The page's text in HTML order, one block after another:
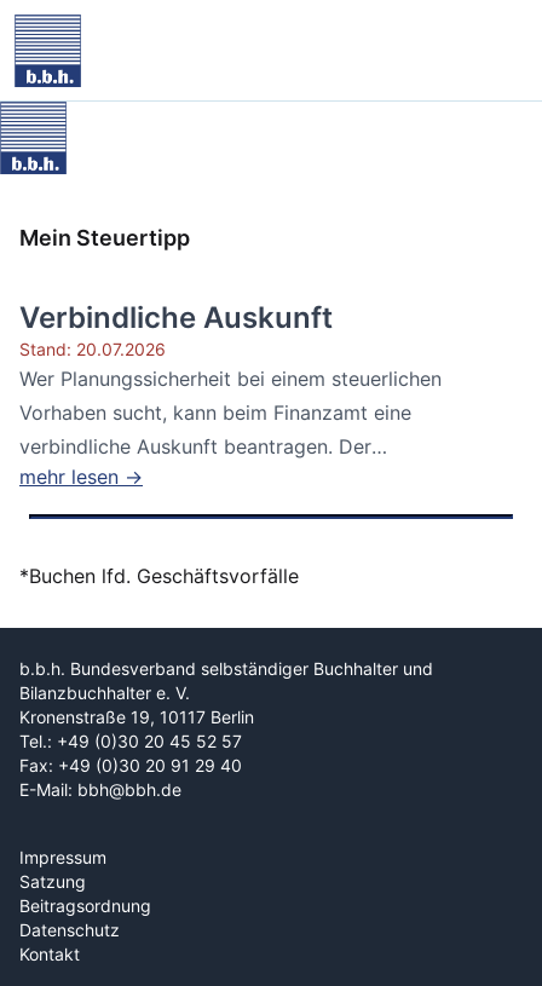
Mein Steuertipp
Verbindliche Auskunft
Stand: 20.07.2026
Wer Planungssicherheit bei einem steuerlichen
Vorhaben sucht, kann beim Finanzamt eine
verbindliche Auskunft beantragen. Der
Bundesfinanzhof...
mehr lesen →
*Buchen lfd. Geschäftsvorfälle
b.b.h. Bundesverband selbständiger Buchhalter und
Bilanzbuchhalter e. V.
Kronenstraße 19, 10117 Berlin
Tel.: +49 (0)30 20 45 52 57
Fax: +49 (0)30 20 91 29 40
E-Mail: bbh@bbh.de
Impressum
Satzung
Beitragsordnung
Datenschutz
Kontakt